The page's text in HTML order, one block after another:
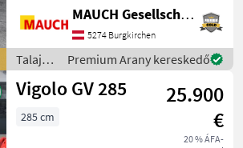
Einstufengetriebe für
Zapfwellendrehzahl 540
U/min - Kettenantrieb -
Heckhaube - Walzene
MAUCH Gesellschaft m.b.H. & Co.KG
5274 Burgkirchen
Talajművelő
gépek /
Vigolo
Premium Arany kereskedő
Vigolo GV 285
25.900
€
20 % ÁFA-
285 cm